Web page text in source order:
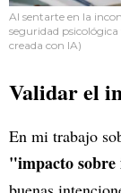
Al sentarte en la
seguridad
creada con IA)
Validar el
En mi trabajo
"impacto